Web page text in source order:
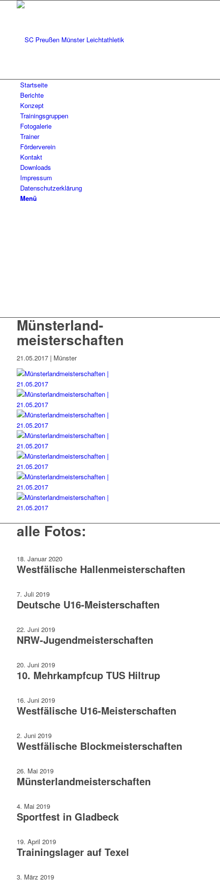
Startseite
Berichte
Konzept
Trainingsgruppen
Fotogalerie
Trainer
Förderverein
Kontakt
Downloads
Impressum
Datenschutzerklärung
Menü
Münsterland­
meisterschaften
21.05.2017 | Münster
alle Fotos:
18. Januar 2020
Westfälische Hallen­meisterschaften
7. Juli 2019
Deutsche U16-Meister­schaften
22. Juni 2019
NRW-Jugend­meister­schaften
20. Juni 2019
10. Mehrkampfcup TUS Hiltrup
16. Juni 2019
Westfälische U16-Meisterschaften
2. Juni 2019
West­fälische Block­meister­schaften
26. Mai 2019
Münsterland­meisterschaften
4. Mai 2019
Sportfest in Gladbeck
19. April 2019
Trainingslager auf Texel
3. März 2019